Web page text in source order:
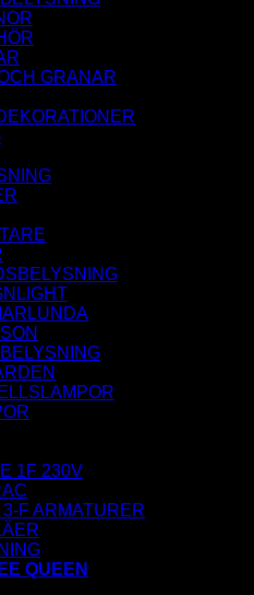
GRANAR
1F 230V
F ARMATURER
QUEEN